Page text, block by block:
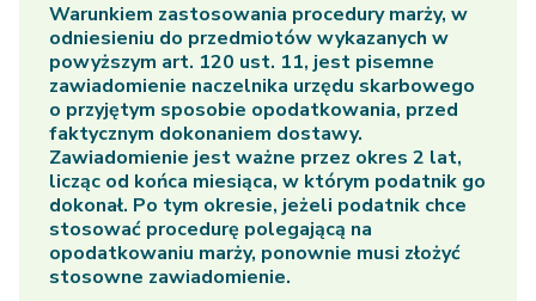
Warunkiem zastosowania procedury marży, w
odniesieniu do przedmiotów wykazanych w
powyższym art. 120 ust. 11, jest pisemne
zawiadomienie naczelnika urzędu skarbowego
o przyjętym sposobie opodatkowania, przed
faktycznym dokonaniem dostawy.
Zawiadomienie jest ważne przez okres 2 lat,
licząc od końca miesiąca, w którym podatnik go
dokonał. Po tym okresie, jeżeli podatnik chce
stosować procedurę polegającą na
opodatkowaniu marży, ponownie musi złożyć
stosowne zawiadomienie.